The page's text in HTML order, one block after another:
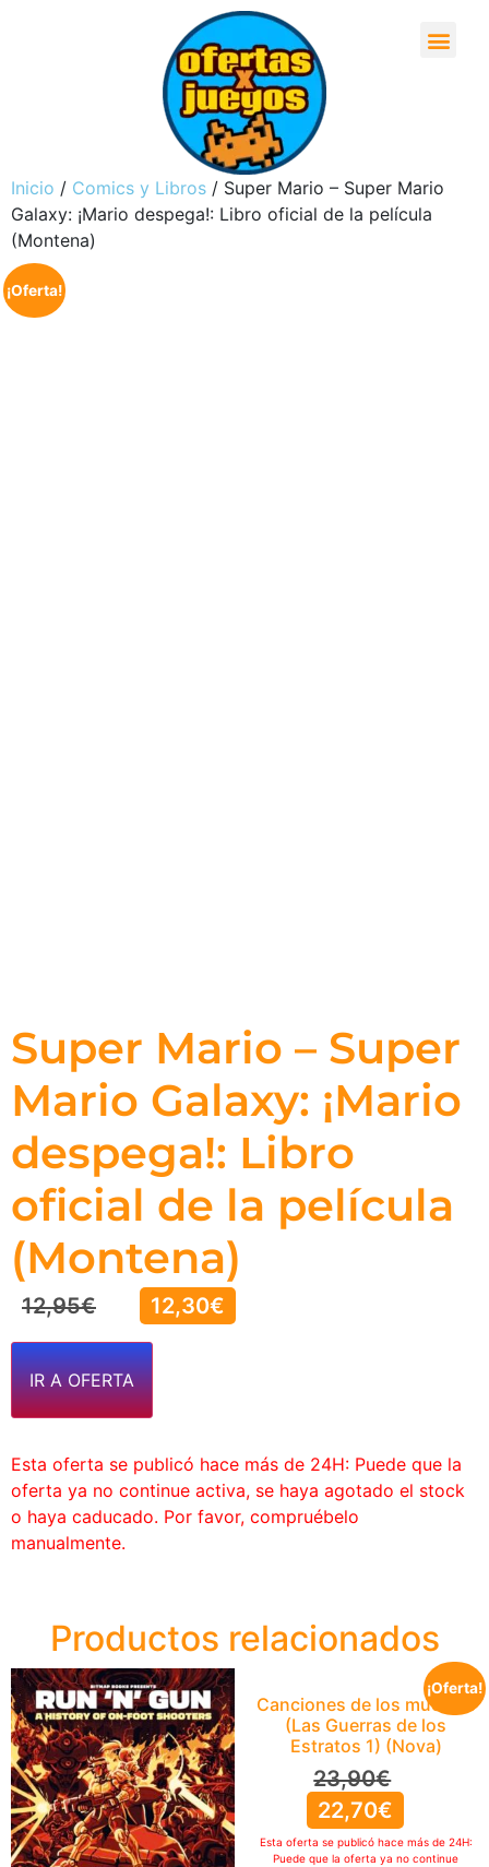
Inicio / Comics y Libros / Super Mario – Super Mario
Galaxy: ¡Mario despega!: Libro oficial de la película
(Montena)
¡Oferta!
Super Mario – Super
Mario Galaxy: ¡Mario
despega!: Libro
oficial de la película
(Montena)
12,95€ 12,30€
IR A OFERTA
Esta oferta se publicó hace más de 24H: Puede que la
oferta ya no continue activa, se haya agotado el stock
o haya caducado. Por favor, compruébelo
manualmente.
Productos relacionados
¡Oferta!
Canciones de los muertos
(Las Guerras de los
Estratos 1) (Nova)
23,90€
22,70€
Esta oferta se publicó hace más de 24H:
Puede que la oferta ya no continue